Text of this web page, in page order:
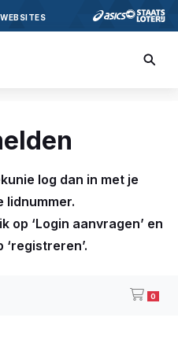
WEBSITES
log dan in met je
lidnummer.
op ‘Login aanvragen’ en
0